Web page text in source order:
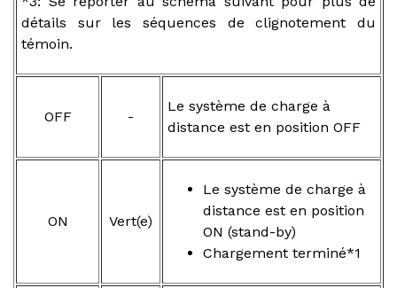
détails sur les séquences de clignotement du
témoin.
OFF -
Le système de charge à
distance est en position OFF
ON Vert(e)
Le système de charge à
distance est en position
ON (stand-by)
Chargement terminé*1